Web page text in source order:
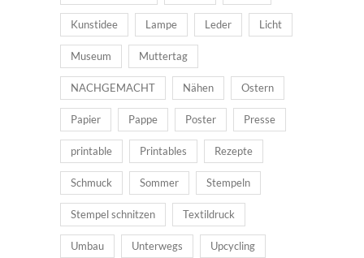
Kunstidee Lampe Leder Licht
Museum Muttertag
NACHGEMACHT Nähen Ostern
Papier Pappe Poster Presse
printable Printables Rezepte
Schmuck Sommer Stempeln
Stempel schnitzen Textildruck
Umbau Unterwegs Upcycling